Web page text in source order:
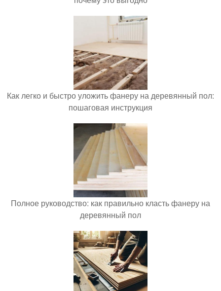
Как легко и быстро уложить фанеру на деревянный пол:
пошаговая инструкция
Полное руководство: как правильно класть фанеру на
деревянный пол